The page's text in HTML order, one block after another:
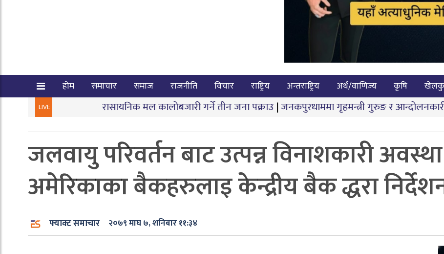
होम समाचार समाज राजनीति विचार राष्ट्रिय अन्तराष्ट्रिय अर्थ/वाणिज्य कृषि
LIVE
रासायनिक मल कालोबजारी गर्ने तीन जना पक्राउ|जनकपुरधाममा गृहमन्त्री गुरुङ र आन्दोलनकारीबीच दोस्रो चरणको
जलवायु परिवर्तन बाट उत्पन्न विनाशकारी
अमेरिकाका बैकहरुलाइ केन्द्रीय बैक द्धरा
फ्याक्ट समाचार २०७९ माघ ७, शनिबार ११:३४